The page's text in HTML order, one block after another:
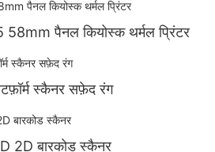
पैनल कियोस्क थर्मल प्रिंटर
स्कैनर सफ़ेद रंग
2D बारकोड स्कैनर